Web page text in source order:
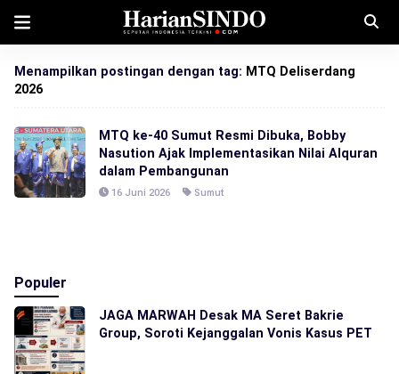
Menampilkan postingan dengan tag: MTQ Deliserdang
2026
MTQ ke-40 Sumut Resmi Dibuka, Bobby
Nasution Ajak Implementasikan Nilai Alquran
dalam Pembangunan
16 Juni 2026 Sumut
Populer
JAGA MARWAH Desak MA Seret Bakrie
Group, Soroti Kejanggalan Vonis Kasus PET